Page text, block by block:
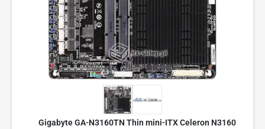
Gigabyte GA-N3160TN Thin mini-ITX Celeron N3160